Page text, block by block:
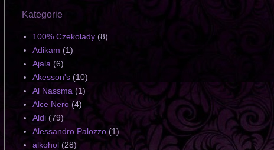
Kategorie
100% Czekolady (8)
Adikam (1)
Ajala (6)
Akesson's (10)
Al Nassma (1)
Alce Nero (4)
Aldi (79)
Alessandro Palozzo (1)
alkohol (28)